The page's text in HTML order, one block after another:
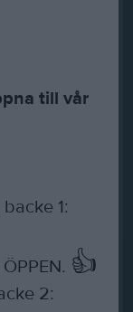
till vår
1:
👍
2: